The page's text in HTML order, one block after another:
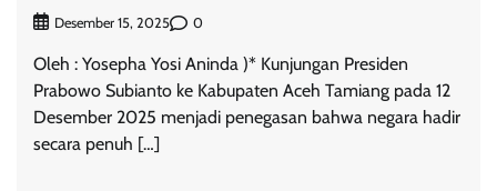
Desember 15, 2025 0
Oleh : Yosepha Yosi Aninda )* Kunjungan Presiden
Prabowo Subianto ke Kabupaten Aceh Tamiang pada 12
Desember 2025 menjadi penegasan bahwa negara hadir
secara penuh […]